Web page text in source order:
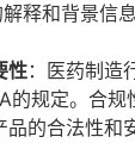
释和背景信息
性：医药制造
的规定。合
品的合法性和